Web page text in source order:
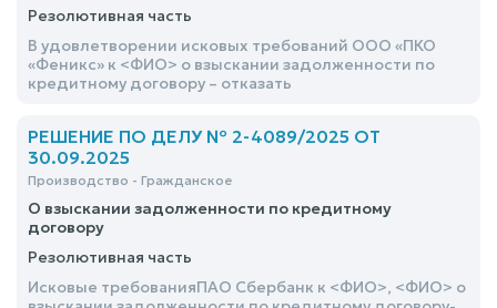
Резолютивная часть
В удовлетворении исковых требований ООО «ПКО
«Феникс» к <ФИО> о взыскании задолженности по
кредитному договору – отказать
РЕШЕНИЕ ПО ДЕЛУ № 2-4089/2025 ОТ
30.09.2025
Производство - Гражданское
О взыскании задолженности по кредитному
договору
Резолютивная часть
Исковые требованияПАО Сбербанк к <ФИО>, <ФИО> о